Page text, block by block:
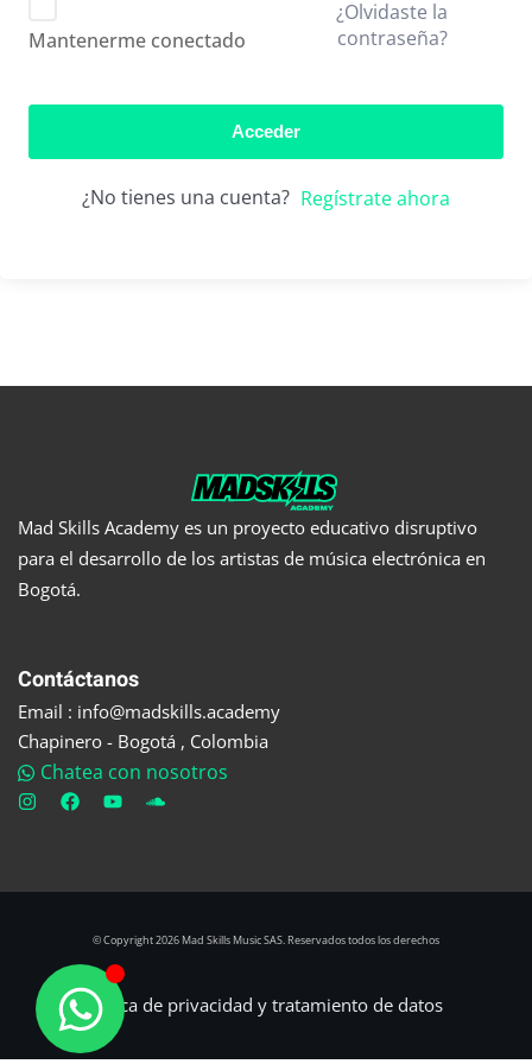
Mantenerme conectado
¿Olvidaste la
contraseña?
Acceder
¿No tienes una cuenta? Regístrate ahora
Mad Skills Academy es un proyecto educativo disruptivo
para el desarrollo de los artistas de música electrónica en
Bogotá.
Contáctanos
Email : info@madskills.academy
Chapinero - Bogotá , Colombia
Chatea con nosotros
© Copyright 2026 Mad Skills Music SAS. Reservados todos los derechos
Política de privacidad y tratamiento de datos